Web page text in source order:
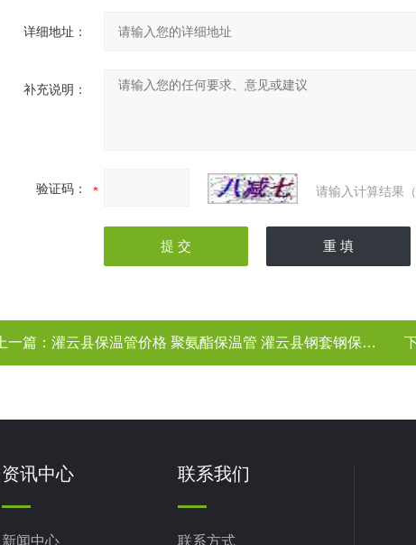
详细地址：
补充说明：
验证码： 请输入计算结果
上一篇： 灌云县保温管价格 聚氨酯保温管 灌云县钢套钢保温管 江苏
资讯中心
新闻中心
联系我们
联系方式